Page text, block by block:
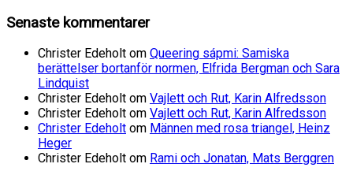
Senaste kommentarer
Christer Edeholt om Queering sápmi: Samiska
berättelser bortanför normen, Elfrida Bergman och Sara
Lindquist
Christer Edeholt om Vajlett och Rut, Karin Alfredsson
Christer Edeholt om Vajlett och Rut, Karin Alfredsson
Christer Edeholt om Männen med rosa triangel, Heinz
Heger
Christer Edeholt om Rami och Jonatan, Mats Berggren